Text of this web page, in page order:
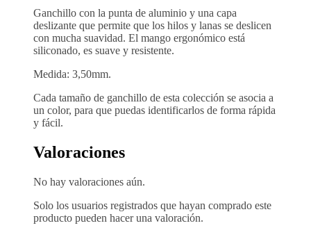
Ganchillo con la punta de aluminio y una capa
deslizante que permite que los hilos y lanas se deslicen
con mucha suavidad. El mango ergonómico está
siliconado, es suave y resistente.
Medida: 3,50mm.
Cada tamaño de ganchillo de esta colección se asocia a
un color, para que puedas identificarlos de forma rápida
y fácil.
Valoraciones
No hay valoraciones aún.
Solo los usuarios registrados que hayan comprado este
producto pueden hacer una valoración.